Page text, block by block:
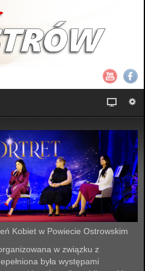
Kobiet w Powiecie Ostrowskim
w związku z
była występami